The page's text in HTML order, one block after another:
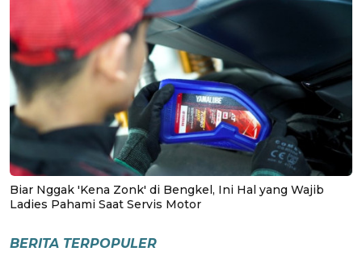
Biar Nggak 'Kena Zonk' di Bengkel, Ini Hal yang Wajib
Ladies Pahami Saat Servis Motor
BERITA TERPOPULER